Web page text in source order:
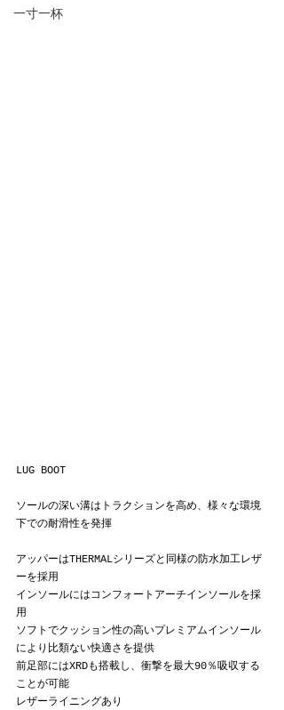
一寸一杯
LUG BOOT
ソールの深い溝はトラクションを高め、様々な環境
下での耐滑性を発揮
アッパーはTHERMALシリーズと同様の防水加工レザ
ーを採用
インソールにはコンフォートアーチインソールを採
用
ソフトでクッション性の高いプレミアムインソール
により比類ない快適さを提供
前足部にはXRDも搭載し、衝撃を最大90％吸収する
ことが可能
レザーライニングあり